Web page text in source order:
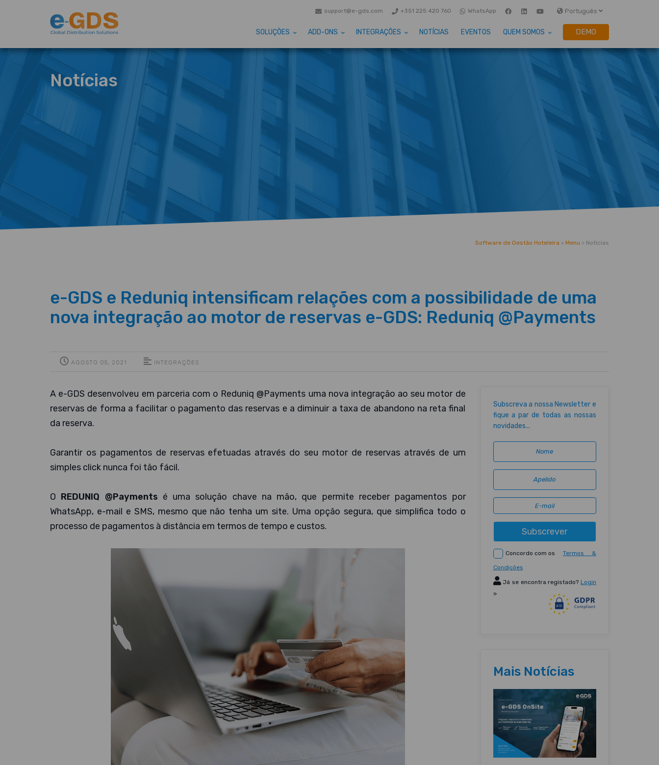
support@e-gds.com +351 225 420 760 WhatsApp Português
SOLUÇÕES ADD-ONS INTEGRAÇÕES NOTÍCIAS EVENTOS QUEM SOMOS DEMO
Notícias
Software de Gestão Hoteleira > Menu > Notícias
e-GDS e Reduniq intensificam relações com a possibilidade de uma
nova integração ao motor de reservas e-GDS: Reduniq @Payments
AGOSTO 05, 2021 INTEGRAÇÕES
​A e-GDS desenvolveu em parceria com o Reduniq @Payments uma nova integração ao seu motor de
reservas de forma a facilitar o pagamento das reservas e a diminuir a taxa de abandono na reta final
da reserva.
Garantir os pagamentos de reservas efetuadas através do seu motor de reservas através de um
simples click nunca foi tão fácil.
O REDUNIQ @Payments é uma solução chave na mão, que permite receber pagamentos por
WhatsApp, e-mail e SMS, mesmo que não tenha um site. Uma opção segura, que simplifica todo o
processo de pagamentos à distância em termos de tempo e custos.
Subscreva a nossa Newsletter e
fique a par de todas as nossas
novidades...
Subscrever
Concordo com os Termos &
Condições
Já se encontra registado? Login
»
Mais Notícias